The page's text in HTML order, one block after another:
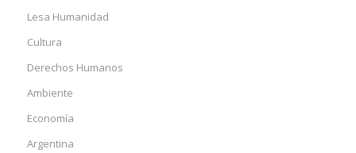
Lesa Humanidad
Cultura
Derechos Humanos
Ambiente
Economía
Argentina